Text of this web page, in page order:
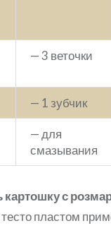
— 3 веточки
— 1 зубчик
— для
смазывания
картошку с
тесто пластом